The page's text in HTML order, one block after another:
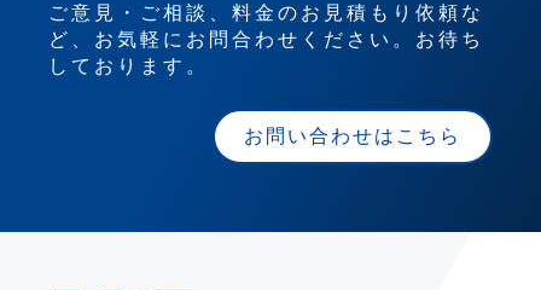
ご意見・ご相談、料金のお見積もり依頼な
ど、お気軽にお問合わせください。お待ち
しております。
お問い合わせはこちら